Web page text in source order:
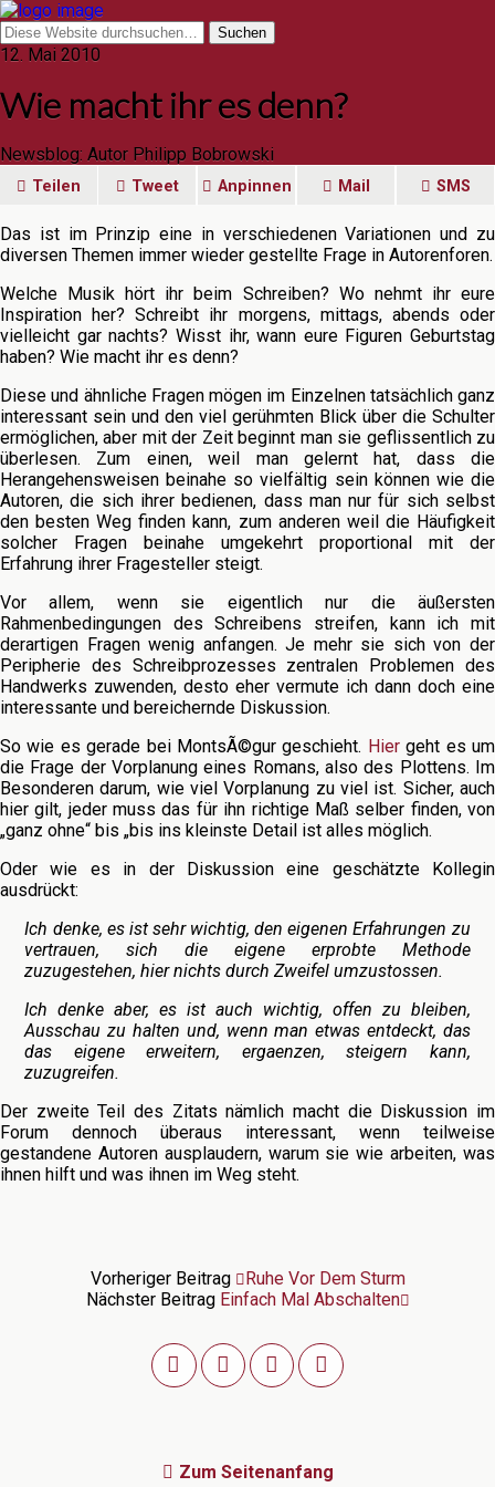
12. Mai 2010
Wie macht ihr es denn?
Newsblog: Autor Philipp Bobrowski
Teilen Tweet Anpinnen Mail SMS
Das ist im Prinzip eine in verschiedenen Variationen und zu
diversen Themen immer wieder gestellte Frage in Autorenforen.
Welche Musik hört ihr beim Schreiben? Wo nehmt ihr eure
Inspiration her? Schreibt ihr morgens, mittags, abends oder
vielleicht gar nachts? Wisst ihr, wann eure Figuren Geburtstag
haben? Wie macht ihr es denn?
Diese und ähnliche Fragen mögen im Einzelnen tatsächlich ganz
interessant sein und den viel gerühmten Blick über die Schulter
ermöglichen, aber mit der Zeit beginnt man sie geflissentlich zu
überlesen. Zum einen, weil man gelernt hat, dass die
Herangehensweisen beinahe so vielfältig sein können wie die
Autoren, die sich ihrer bedienen, dass man nur für sich selbst
den besten Weg finden kann, zum anderen weil die Häufigkeit
solcher Fragen beinahe umgekehrt proportional mit der
Erfahrung ihrer Fragesteller steigt.
Vor allem, wenn sie eigentlich nur die äußersten
Rahmenbedingungen des Schreibens streifen, kann ich mit
derartigen Fragen wenig anfangen. Je mehr sie sich von der
Peripherie des Schreibprozesses zentralen Problemen des
Handwerks zuwenden, desto eher vermute ich dann doch eine
interessante und bereichernde Diskussion.
So wie es gerade bei MontsÃ©gur geschieht. Hiergeht es um
die Frage der Vorplanung eines Romans, also des Plottens. Im
Besonderen darum, wie viel Vorplanung zu viel ist. Sicher, auch
hier gilt, jeder muss das für ihn richtige Maß selber finden, von
„ganz ohne“ bis „bis ins kleinste Detail ist alles möglich.
Oder wie es in der Diskussion eine geschätzte Kollegin
ausdrückt:
Ich denke, es ist sehr wichtig, den eigenen Erfahrungen zu
vertrauen, sich die eigene erprobte Methode
zuzugestehen, hier nichts durch Zweifel umzustossen.
Ich denke aber, es ist auch wichtig, offen zu bleiben,
Ausschau zu halten und, wenn man etwas entdeckt, das
das eigene erweitern, ergaenzen, steigern kann,
zuzugreifen.
Der zweite Teil des Zitats nämlich macht die Diskussion im
Forum dennoch überaus interessant, wenn teilweise
gestandene Autoren ausplaudern, warum sie wie arbeiten, was
ihnen hilft und was ihnen im Weg steht.
Vorheriger Beitrag
Ruhe Vor Dem Sturm
Nächster Beitrag Einfach Mal Abschalten
Zum Seitenanfang